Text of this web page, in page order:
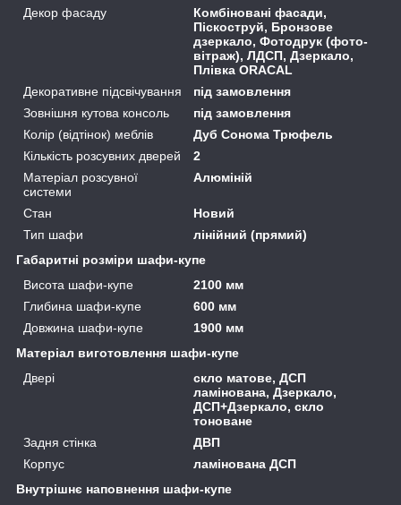
Декор фасаду
Комбіновані фасади,
Піскоструй, Бронзове
дзеркало, Фотодрук (фото-
вітраж), ЛДСП, Дзеркало,
Плівка ORACAL
Декоративне підсвічування
під замовлення
Зовнішня кутова консоль
під замовлення
Колір (відтінок) меблів
Дуб Сонома Трюфель
Кількість розсувних дверей
2
Матеріал розсувної
системи
Алюміній
Стан
Новий
Тип шафи
лінійний (прямий)
Габаритні розміри шафи-купе
Висота шафи-купе
2100 мм
Глибина шафи-купе
600 мм
Довжина шафи-купе
1900 мм
Матеріал виготовлення шафи-купе
Двері
скло матове, ДСП
ламінована, Дзеркало,
ДСП+Дзеркало, скло
тоноване
Задня стінка
ДВП
Корпус
ламінована ДСП
Внутрішнє наповнення шафи-купе